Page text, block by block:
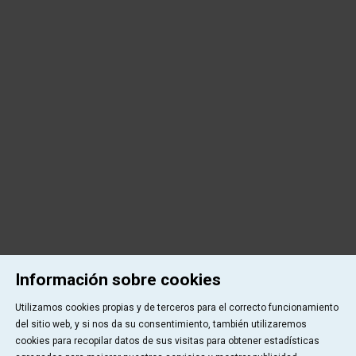
Información sobre cookies
Utilizamos cookies propias y de terceros para el correcto funcionamiento
del sitio web, y si nos da su consentimiento, también utilizaremos
cookies para recopilar datos de sus visitas para obtener estadísticas